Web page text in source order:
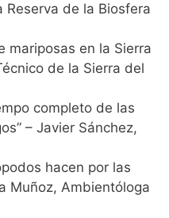
Reserva de la Biosfera
mariposas en la Sierra
de la Sierra del
completo de las
– Javier Sánchez,
hacen por las
Muñoz, Ambientóloga